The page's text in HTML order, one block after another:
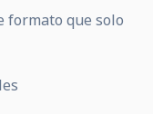
formato que solo